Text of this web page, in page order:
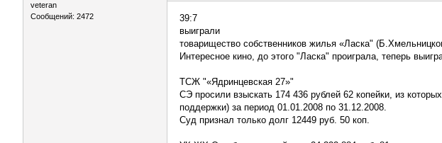
veteran
Сообщений: 2472
39:7
выиграли
товарищество собственников жилья «Ласка"
Интересное кино, до этого "Ласка" проиграла, теперь
ТСЖ "«Ядринцевская 27»"
СЭ просили взыскать 174 436 рублей 62 копейки, из
поддержки) за период 01.01.2008 по 31.12.2008.
Суд признал только долг 12449 руб. 50 коп.